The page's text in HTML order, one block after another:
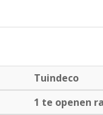
Tuindeco
1 te openen